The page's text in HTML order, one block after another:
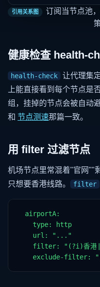
引用关系图
订阅当节点池
健康检查 health-
health-check
让代理集
上能直接看到每个节点是
组，挂掉的节点会被自动
和 节点测速那篇一致。
用 filter 过滤节点
机场节点里常混着"官网""
只想要香港线路。
filter
  airportA:
    type: http
    url: "..."
filter: "(?i)香港
exclude-filter: